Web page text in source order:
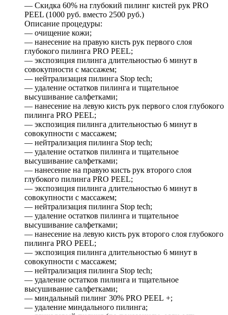
— Скидка 60% на глубокий пилинг кистей рук PRO
PEEL (1000 руб. вместо 2500 руб.)
Описание процедуры:
— очищение кожи;
— нанесение на правую кисть рук первого слоя
глубокого пилинга PRO PEEL;
— экспозиция пилинга длительностью 6 минут в
совокупности с массажем;
— нейтрализация пилинга Stop tech;
— удаление остатков пилинга и тщательное
высушивание салфетками;
— нанесение на левую кисть рук первого слоя глубокого
пилинга PRO PEEL;
— экспозиция пилинга длительностью 6 минут в
совокупности с массажем;
— нейтрализация пилинга Stop tech;
— удаление остатков пилинга и тщательное
высушивание салфетками;
— нанесение на правую кисть рук второго слоя
глубокого пилинга PRO PEEL;
— экспозиция пилинга длительностью 6 минут в
совокупности с массажем;
— нейтрализация пилинга Stop tech;
— удаление остатков пилинга и тщательное
высушивание салфетками;
— нанесение на левую кисть рук второго слоя глубокого
пилинга PRO PEEL;
— экспозиция пилинга длительностью 6 минут в
совокупности с массажем;
— нейтрализация пилинга Stop tech;
— удаление остатков пилинга и тщательное
высушивание салфетками;
— миндальный пилинг 30% PRO PEEL +;
— удаление миндального пилинга;